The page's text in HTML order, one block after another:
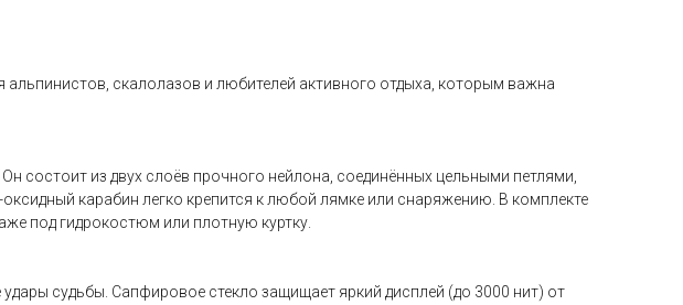
скалолазов и любителей активного отдыха, которым важна
состоит из двух слоёв прочного нейлона, соединённых цельными петлями,
карабин легко крепится к любой лямке или снаряжению. В комплекте
под гидрокостюм или плотную куртку.
судьбы. Сапфировое стекло защищает яркий дисплей (до 3000 нит) от